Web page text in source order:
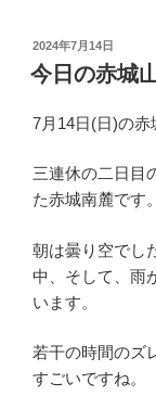
投
稿
日:
2024年7月14日
今日の赤城
7月14日(日)の赤
三連休の二日目
た赤城南麓です。
朝は曇り空でし
中、そして、雨
います。
若干の時間のズ
すごいですね。